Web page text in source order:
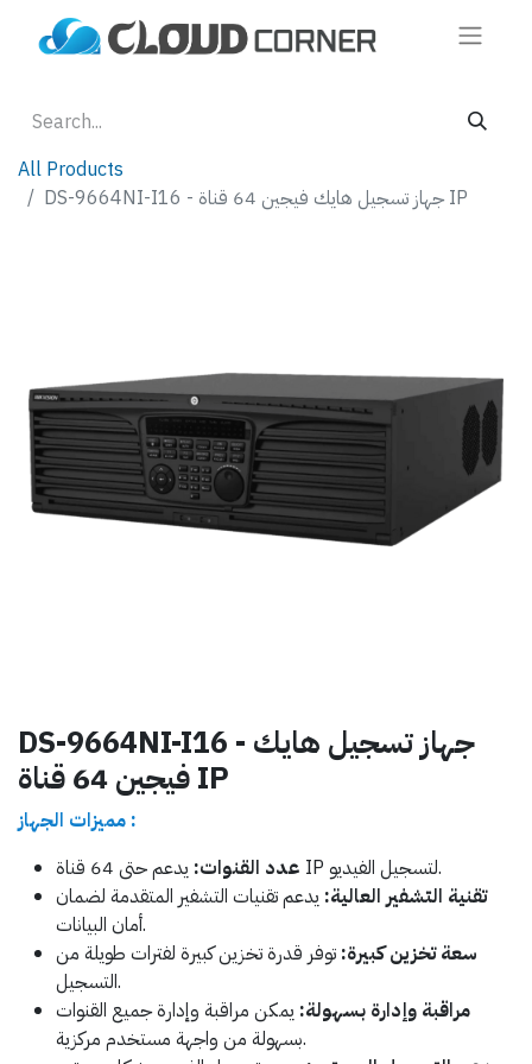
All Products
DS-9664NI-I16 - جهاز تسجيل هايك فيجين 64 قناة IP
DS-9664NI-I16 - جهاز تسجيل هايك
فيجين 64 قناة IP
مميزات الجهاز :
عدد القنوات:
يدعم حتى 64 قناة IP لتسجيل الفيديو.
تقنية التشفير العالية: يدعم تقنيات التشفير المتقدمة لضمان
أمان البيانات.
سعة تخزين كبيرة: توفر قدرة تخزين كبيرة لفترات طويلة من
التسجيل.
مراقبة وإدارة بسهولة: يمكن مراقبة وإدارة جميع القنوات
بسهولة من واجهة مستخدم مركزية.